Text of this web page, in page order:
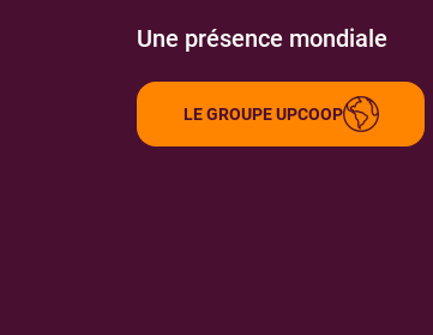
Une présence mondiale
LE GROUPE UPCOOP